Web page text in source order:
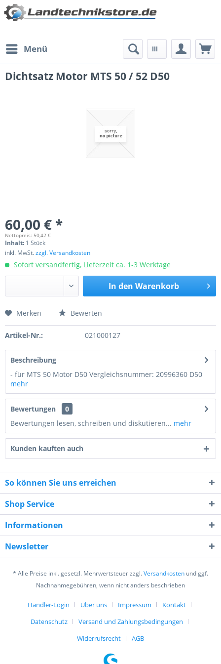
Menü
Dichtsatz Motor MTS 50 / 52 D50
60,00 € *
Nettopreis: 50,42 €
Inhalt: 1 Stück
inkl. MwSt.zzgl. Versandkosten
Sofort versandfertig, Lieferzeit ca. 1-3 Werktage
In den Warenkorb
Preis anfragen
10 * 1 = ?
Ich habe die Datenschutzerklärung
verstanden und stimme zu. *
Mit * gekennzeichnete Felder sind Pflichtfelder.
Senden
Merken Bewerten
Artikel-Nr.: 021000127
Beschreibung
- für MTS 50 Motor D50 Vergleichsnummer: 20996360 D50
mehr
Bewertungen
0
Bewertungen lesen, schreiben und diskutieren... mehr
Kunden kauften auch
So können Sie uns erreichen
Shop Service
Informationen
Newsletter
* Alle Preise inkl. gesetzl. Mehrwertsteuer zzgl.Versandkosten und ggf.
Nachnahmegebühren, wenn nicht anders beschrieben
Händler-Login Über uns Impressum
Kontakt
Datenschutz
Versand und Zahlungsbedingungen
Widerrufsrecht
AGB